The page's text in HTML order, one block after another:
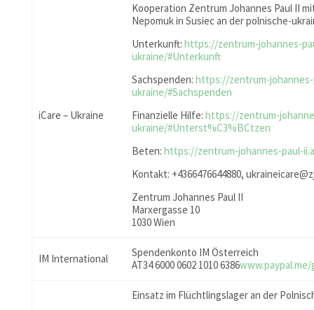
iCare – Ukraine
Kooperation Zentrum Johannes Paul II
Nepomuk in Susiec an der polnische-
Unterkunft: https://zentrum-johannes-
ukraine/#Unterkunft
Sachspenden: https://zentrum-
ukraine/#Sachspenden
Finanzielle Hilfe: https://zentrum-
ukraine/#Unterst%C3%BCtzen
Beten: https://zentrum-johannes-paul-
Kontakt: +4366476644880,
Zentrum Johannes Paul II
Marxergasse 10
1030 Wien
IM International
Spendenkonto IM Österreich
AT34 6000 0602 1010 6386
Einsatz im Flüchtlingslager an der